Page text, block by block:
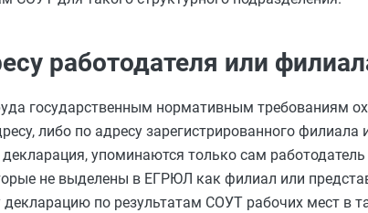
работодателя или
государственным нормативным требованиям
либо по адресу зарегистрированного филиала
упоминаются только сам
не выделены в ЕГРЮЛ как филиал или
по результатам СОУТ рабочих мест в